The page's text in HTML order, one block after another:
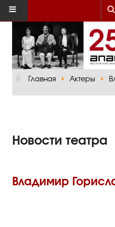
Главная
О театре
Официальная
Малый зал
Отзывы и рецензии
Главная Актеры
Новости театра
Владимир